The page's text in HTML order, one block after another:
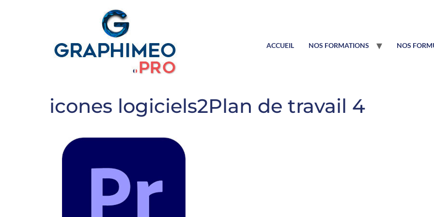
ACCUEIL NOS FORMATIONS NOS
icones logiciels2Plan de travail 4